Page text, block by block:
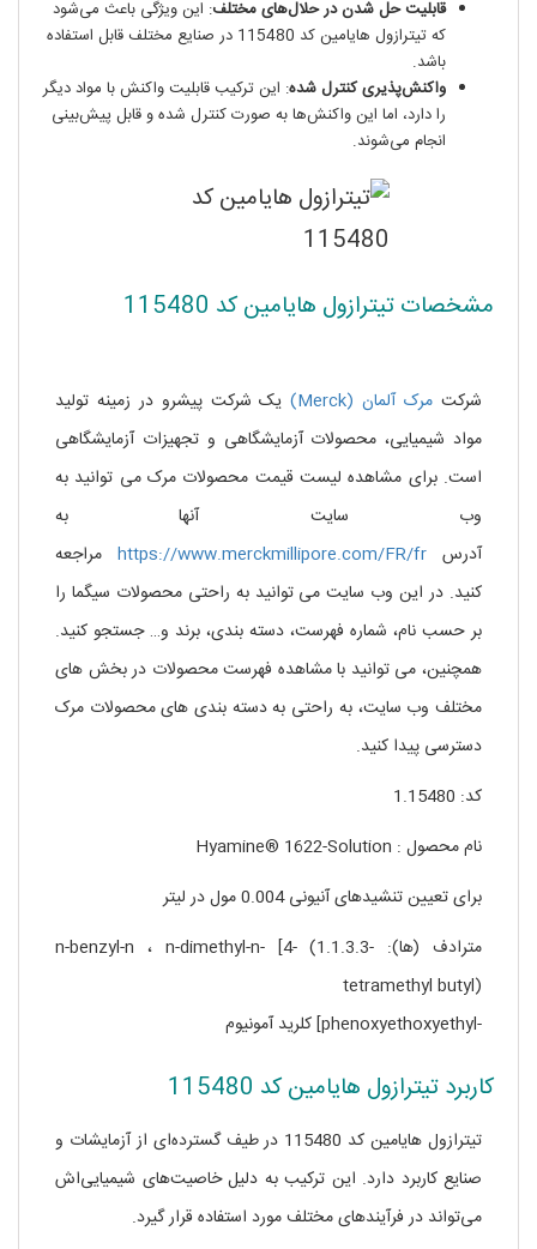
قابلیت حل شدن در حلال‌های مختلف: این ویژگی باعث می‌شود
که تیترازول هایامین کد 115480 در صنایع مختلف قابل استفاده
باشد.
واکنش‌پذیری کنترل شده: این ترکیب قابلیت واکنش با مواد دیگر
را دارد، اما این واکنش‌ها به صورت کنترل شده و قابل پیش‌بینی
انجام می‌شوند.
مشخصات تیترازول هایامین کد 115480
شرکت مرک آلمان (Merck)
یک شرکت پیشرو در زمینه تولید
مواد شیمیایی، محصولات آزمایشگاهی و تجهیزات آزمایشگاهی
است. برای مشاهده لیست قیمت محصولات مرک می توانید به
وب سایت آنها به
آدرس https://www.merckmillipore.com/FR/fr مراجعه
کنید. در این وب سایت می توانید به راحتی محصولات سیگما را
بر حسب نام، شماره فهرست، دسته بندی، برند و… جستجو کنید.
همچنین، می توانید با مشاهده فهرست محصولات در بخش های
مختلف وب سایت، به راحتی به دسته بندی های محصولات مرک
دسترسی پیدا کنید.
کد: 1.15480
نام محصول : Hyamine® 1622-Solution
برای تعیین تنشیدهای آنیونی 0.004 مول در لیتر
مترادف (ها): n-benzyl-n ، n-dimethyl-n- [4- (1.1.3.3-
tetramethyl butyl)
-phenoxyethoxyethyl] کلرید آمونیوم
کاربرد تیترازول هایامین کد 115480
تیترازول هایامین کد 115480 در طیف گسترده‌ای از آزمایشات و
صنایع کاربرد دارد. این ترکیب به دلیل خاصیت‌های شیمیایی‌اش
می‌تواند در فرآیندهای مختلف مورد استفاده قرار گیرد.